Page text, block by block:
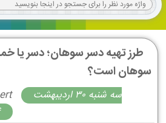
طرز تهیه دسر سوهان؛ دسر یا
سوهان است؟
سه شنبه 30 ارديبهشت